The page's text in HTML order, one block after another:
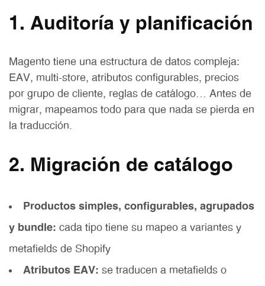
1. Auditoría y planificación
Magento tiene una estructura de datos compleja:
EAV, multi-store, atributos configurables, precios
por grupo de cliente, reglas de catálogo… Antes de
migrar, mapeamos todo para que nada se pierda en
la traducción.
2. Migración de catálogo
Productos simples, configurables, agrupados
y bundle: cada tipo tiene su mapeo a variantes y
metafields de Shopify
Atributos EAV: se traducen a metafields o